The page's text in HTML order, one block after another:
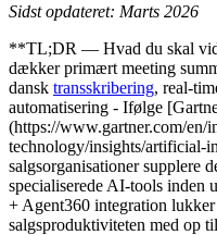
Sidst opdateret: Marts 2026
**TL;DR — Hvad du skal
dækker primært meeting
dansk transskribering, real-
automatisering - Ifølge
(https://www.gartner.com/en/
technology/insights/artificial-
salgsorganisationer supplere
specialiserede AI-tools inden
+ Agent360 integration
salgsproduktiviteten med op